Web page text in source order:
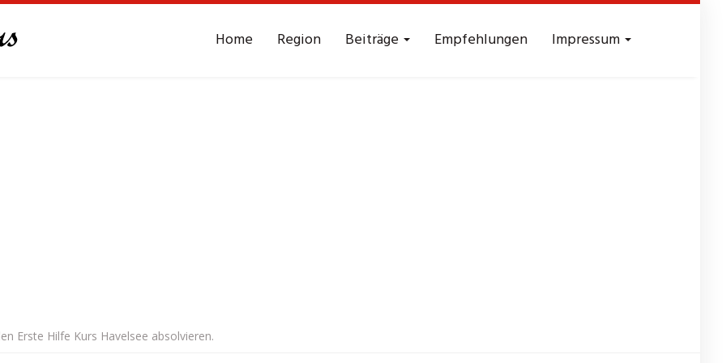
Home Region Beiträge Empfehlungen Impressum
Erste Hilfe Kurs Havelsee absolvieren.